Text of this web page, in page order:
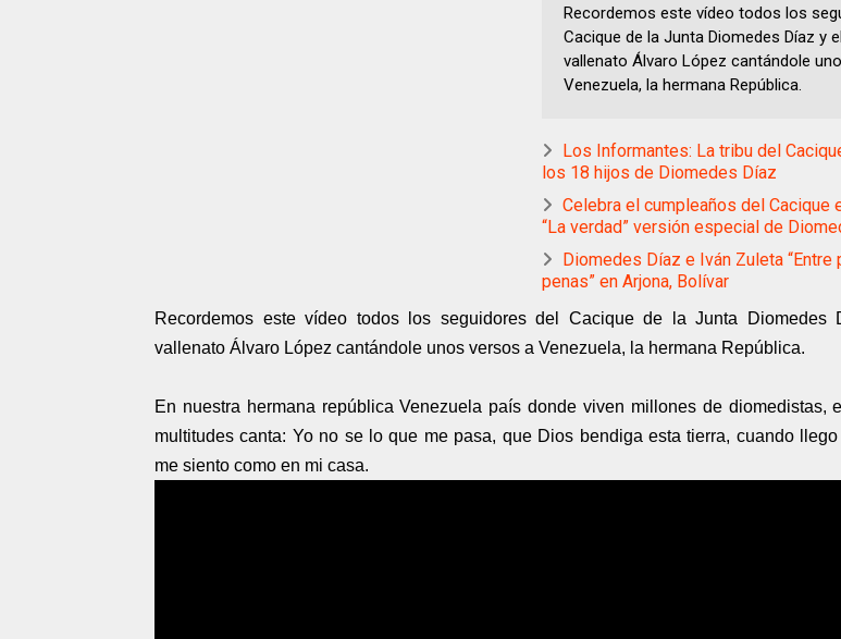
Recordemos este vídeo todos los
Cacique de la Junta Diomedes Díaz y
vallenato Álvaro López cantándole
Venezuela, la hermana República.
Los Informantes: La tribu del
los 18 hijos de Diomedes Díaz
Celebra el cumpleaños del Cacique
“La verdad” versión especial de
Diomedes Díaz e Iván Zuleta “Entre
penas” en Arjona, Bolívar
Recordemos este vídeo todos los seguidores del Cacique de la Junta
vallenato Álvaro López cantándole unos versos a Venezuela, la hermana República.
En nuestra hermana república Venezuela país donde viven millones de diomedistas,
multitudes canta: Yo no se lo que me pasa, que Dios bendiga esta tierra, cuando
me siento como en mi casa.